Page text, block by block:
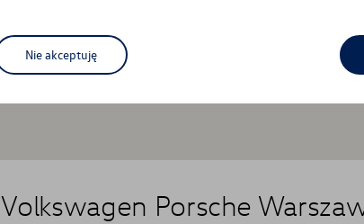
Volkswagen Porsche
Nie akceptuję